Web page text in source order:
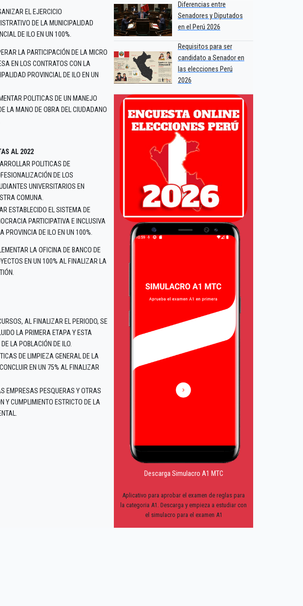
EL EJERCICIO
DE LA MUNICIPALIDAD
DE ILO EN UN 100%.
LA PARTICIPACIÓN DE LA MICRO
EN LOS CONTRATOS CON LA
PROVINCIAL DE ILO EN UN
POLITICAS DE UN MANEJO
LA MANO DE OBRA DEL CIUDADANO
AL 2022
POLITICAS DE
DE LOS
UNIVERSITARIOS EN
COMUNA.
ESTABLECIDO EL SISTEMA DE
PARTICIPATIVA E INCLUSIVA
PROVINCIA DE ILO EN UN 100%.
LA OFICINA DE BANCO DE
EN UN 100% AL FINALIZAR LA
AL FINALIZAR EL PERIODO, SE
LA PRIMERA ETAPA Y ESTA
LA POBLACIÓN DE ILO.
DE LIMPIEZA GENERAL DE LA
EN UN 75% AL FINALIZAR
EMPRESAS PESQUERAS Y OTRAS
Y CUMPLIMIENTO ESTRICTO DE LA
Diferencias entre
Senadores y Diputados
en el Perú 2026
Requisitos para ser
candidato a Senador en
las elecciones Perú
2026
Descarga Simulacro A1 MTC
Aplicativo para aprobar el examen de reglas para
la categoria A1. Descarga y empieza a estudiar con
el simulacro para el examen A1